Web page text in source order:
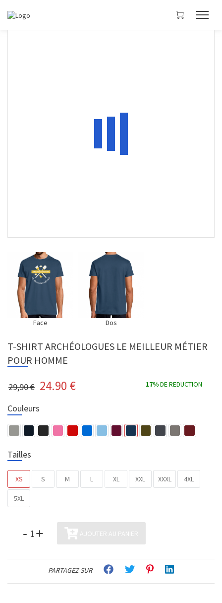
Face Dos
T-SHIRT ARCHÉOLOGUES LE MEILLEUR MÉTIER
POUR HOMME
29,90 € 24.90 € 17%DE REDUCTION
Couleurs
Tailles
XS S M L XL XXL XXXL 4XL
5XL
- + AJOUTER AU PANIER
PARTAGEZ SUR